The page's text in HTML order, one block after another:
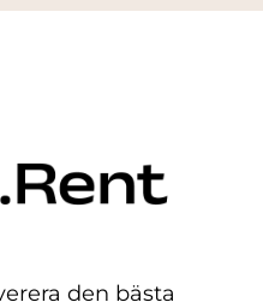
den bästa